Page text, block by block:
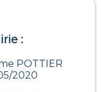
:
POTTIER
2020